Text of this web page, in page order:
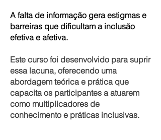
A falta de informação gera estigmas e
barreiras que dificultam a inclusão
efetiva e afetiva.
Este curso foi desenvolvido para suprir
essa lacuna, oferecendo uma
abordagem teórica e prática que
capacita os participantes a atuarem
como multiplicadores de
conhecimento e práticas inclusivas.